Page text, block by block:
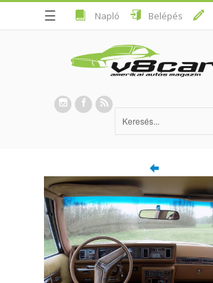
☰ Napló Belépés